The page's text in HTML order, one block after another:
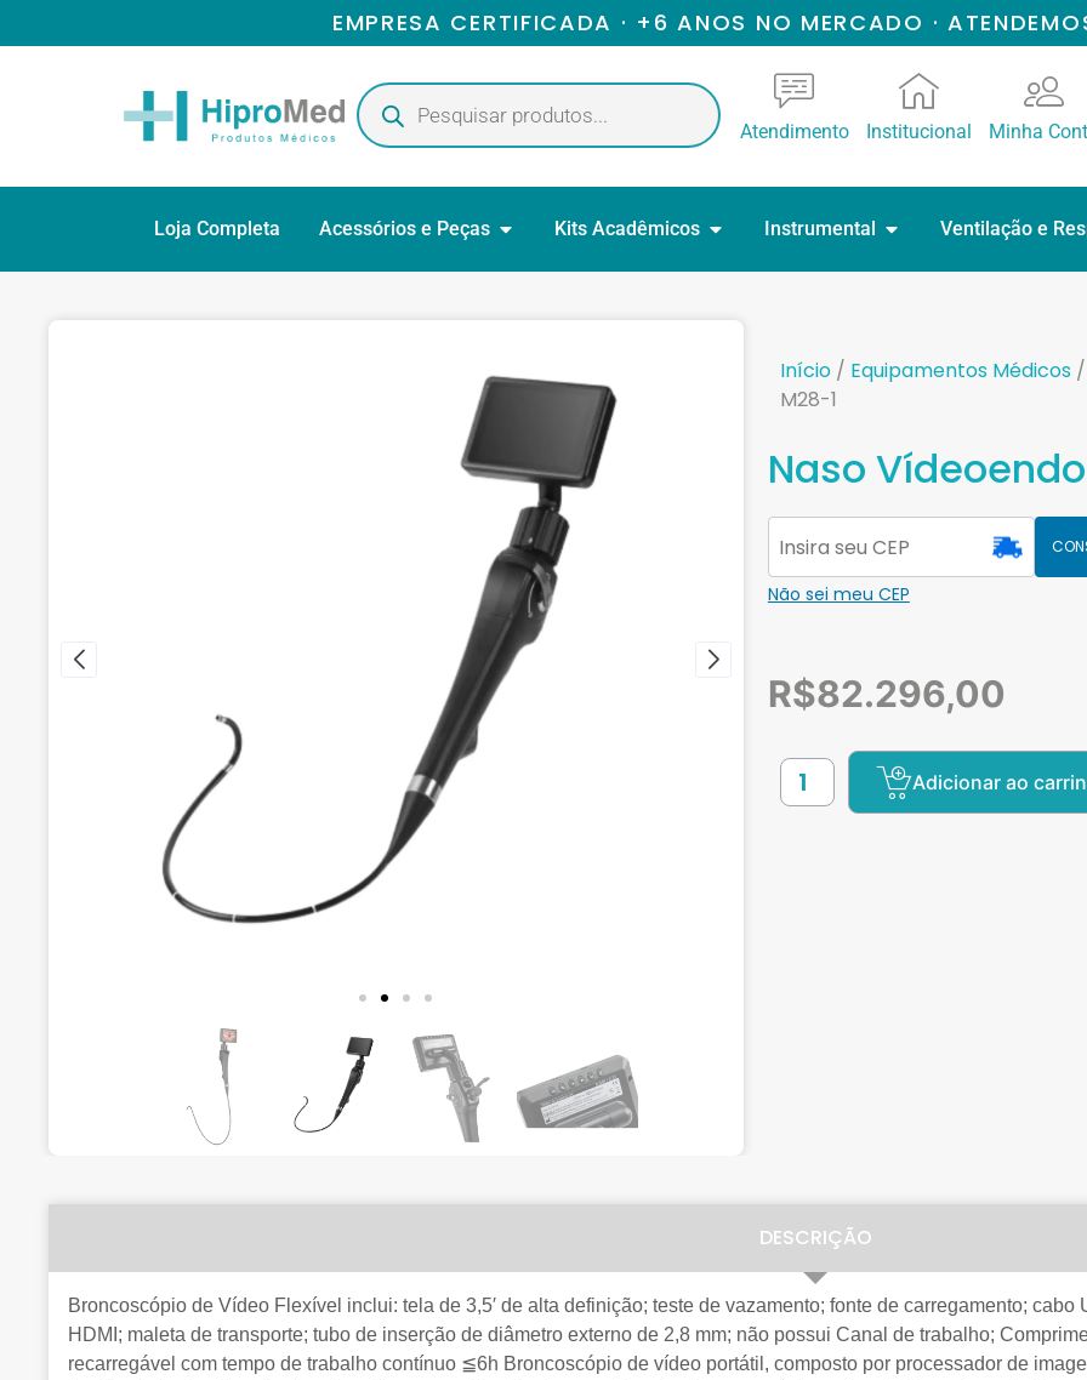
EMPRESA CERTIFICADA · +6 ANOS NO MERCADO ·
Atendimento Institucional Minha
Loja Completa Acessórios e Peças Kits Acadêmicos Instrumental Ventilação e
Início/ Equipamentos Médicos/
M28-1
Naso
Não sei meu CEP
R$82.296,00
Adicionar ao
DESCRIÇÃO
Broncoscópio de Vídeo Flexível inclui: tela de 3,5′ de alta definição; teste de vazamento; fonte de carregamento;
HDMI; maleta de transporte; tubo de inserção de diâmetro externo de 2,8 mm; não possui Canal de trabalho;
recarregável com tempo de trabalho contínuo ≦6h Broncoscópio de vídeo portátil, composto por processador de